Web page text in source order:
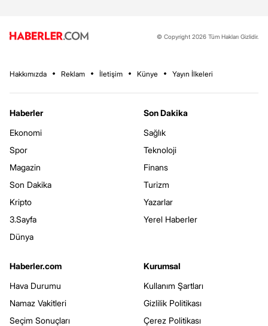
© Copyright 2026 Tüm Hakları Gizlidir.
Hakkımızda Reklam İletişim Künye Yayın İlkeleri
Haberler
Ekonomi
Spor
Magazin
Son Dakika
Kripto
3.Sayfa
Dünya
Son Dakika
Sağlık
Teknoloji
Finans
Turizm
Yazarlar
Yerel Haberler
Haberler.com
Hava Durumu
Namaz Vakitleri
Seçim Sonuçları
Kurumsal
Kullanım Şartları
Gizlilik Politikası
Çerez Politikası